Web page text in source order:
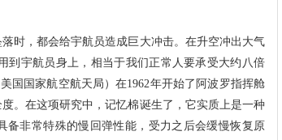
时，都会给宇航员造成巨大冲击。在升空冲出大气
到宇航员身上，相当于我们正常人要承受大约八倍
国国家航空航天局）在1962年开始了阿波罗指挥舱
。在这项研究中，记忆棉诞生了，它实质上是一种
非常特殊的慢回弹性能，受力之后会缓慢恢复原